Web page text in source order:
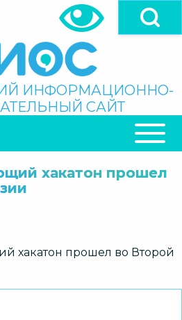
ИНФОРМАЦИОННО-
САЙТ
хакатон прошел
хакатон прошел во Второй